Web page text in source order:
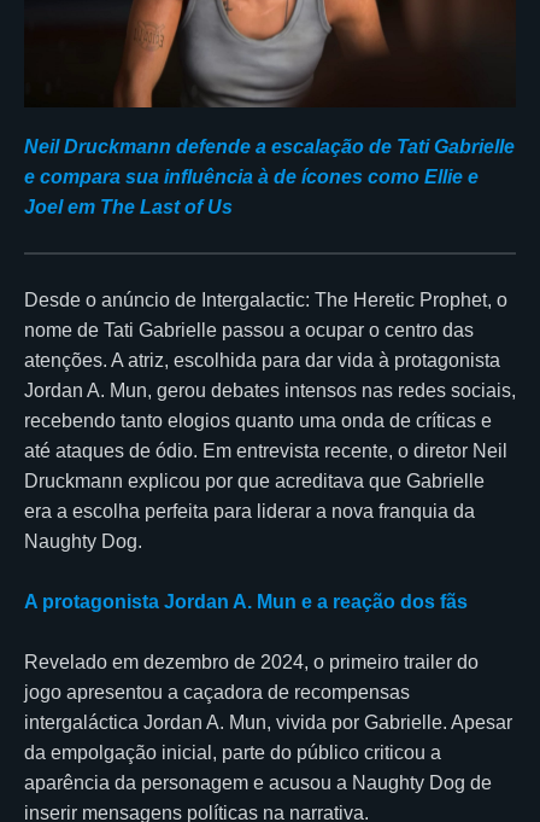
Neil Druckmann defende a escalação de Tati Gabrielle
e compara sua influência à de ícones como Ellie e
Joel em The Last of Us
Desde o anúncio de Intergalactic: The Heretic Prophet, o
nome de Tati Gabrielle passou a ocupar o centro das
atenções. A atriz, escolhida para dar vida à protagonista
Jordan A. Mun, gerou debates intensos nas redes sociais,
recebendo tanto elogios quanto uma onda de críticas e
até ataques de ódio. Em entrevista recente, o diretor Neil
Druckmann explicou por que acreditava que Gabrielle
era a escolha perfeita para liderar a nova franquia da
Naughty Dog.
A protagonista Jordan A. Mun e a reação dos fãs
Revelado em dezembro de 2024, o primeiro trailer do
jogo apresentou a caçadora de recompensas
intergaláctica Jordan A. Mun, vivida por Gabrielle. Apesar
da empolgação inicial, parte do público criticou a
aparência da personagem e acusou a Naughty Dog de
inserir mensagens políticas na narrativa.